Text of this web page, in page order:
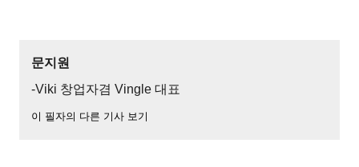
문지원
-Viki 창업자겸 Vingle 대표
이 필자의 다른 기사 보기